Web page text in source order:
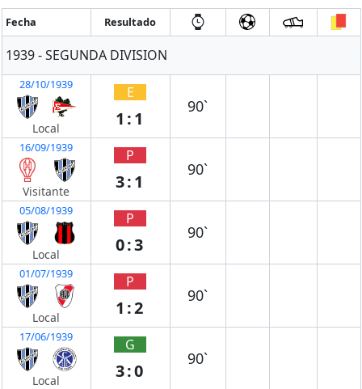
Fecha Resultado
1939 - SEGUNDA DIVISION
28/10/1939
Local
E
1:1
90`
16/09/1939
Visitante
P
3:1
90`
05/08/1939
Local
P
0:3
90`
01/07/1939
Local
P
1:2
90`
17/06/1939
Local
G
3:0
90`